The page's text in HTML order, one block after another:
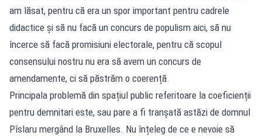
am lăsat, pentru că era un spor important pentru cadrele
didactice și să nu facă un concurs de populism aici, să nu
încerce să facă promisiuni electorale, pentru că scopul
consensului nostru nu era să avem un concurs de
amendamente, ci să păstrăm o coerență.
Principala problemă din spațiul public referitoare la coeficienții
pentru demnitari este, sau pare a fi tranșată astăzi de domnul
Pîslaru mergând la Bruxelles. Nu înțeleg de ce e nevoie să